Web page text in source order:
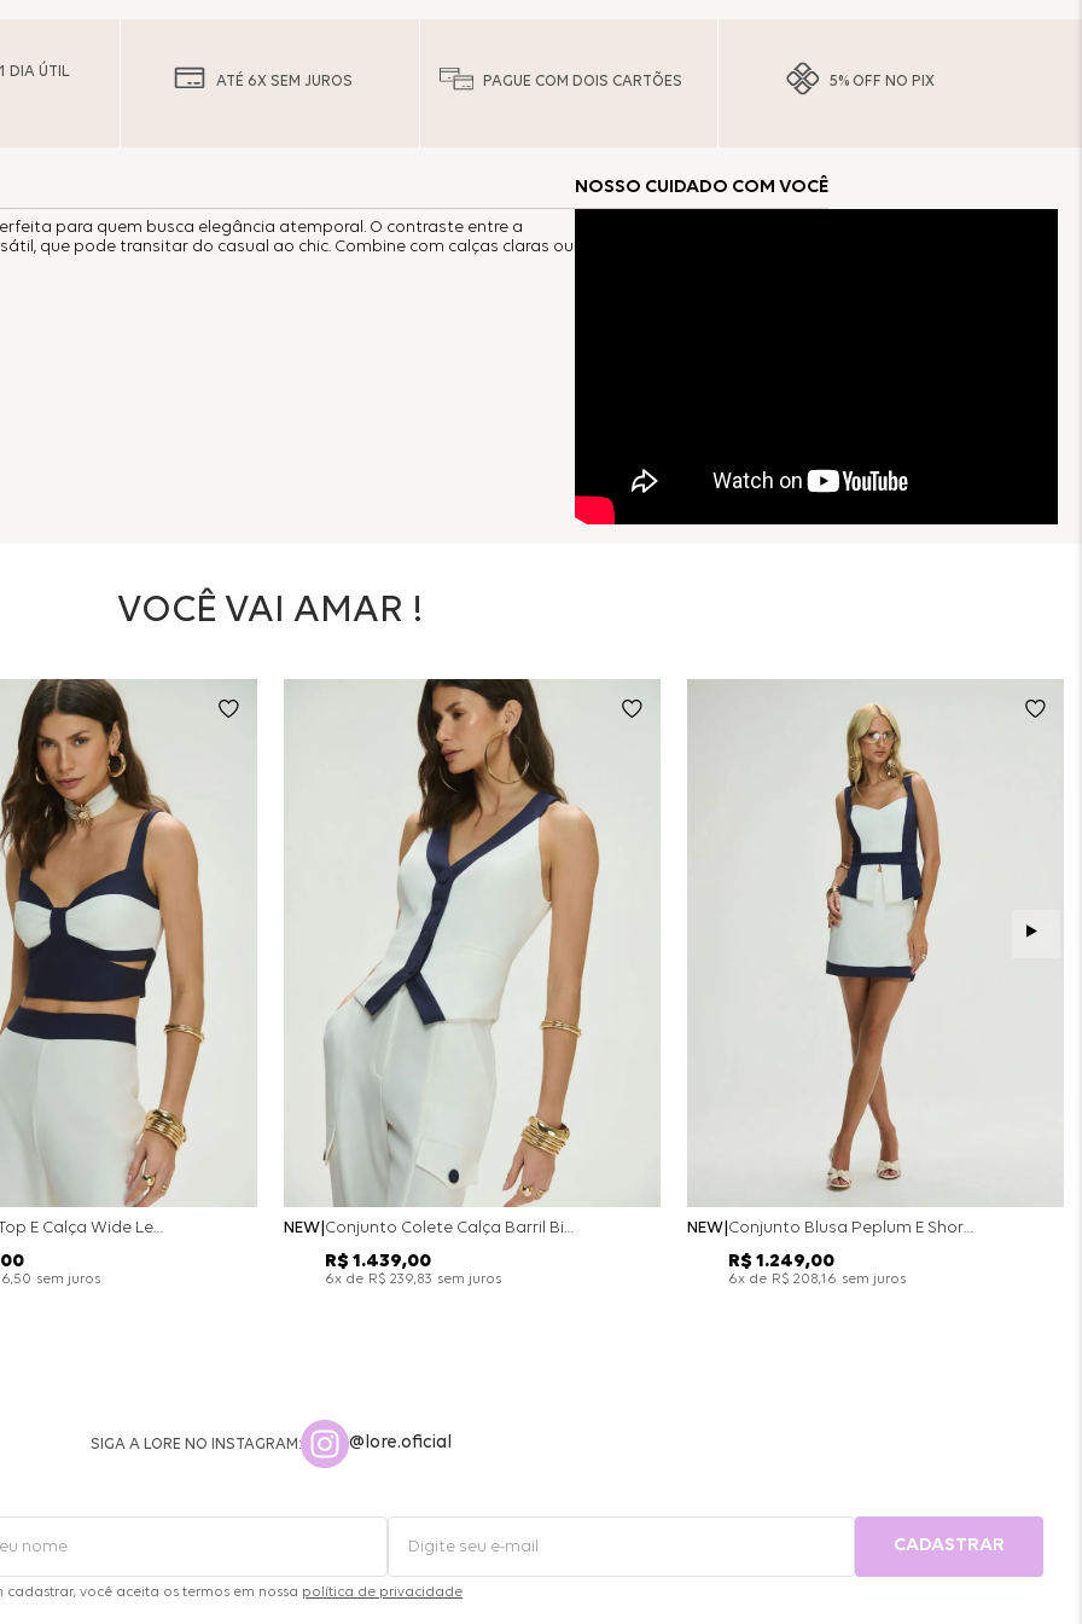
DIA ÚTIL
ATÉ 6X SEM JUROS PAGUE COM DOIS CARTÕES 5% OFF NO PIX
para quem busca elegância atemporal. O contraste entre a
que pode transitar do casual ao chic. Combine com calças claras ou
NOSSO CUIDADO COM VOCÊ
VOCÊ VAI AMAR !
Conjunto Top E Calça Wide Leg Bicolor Alfaitaria - Off White
00
,50 sem juros
NEW Conjunto Colete Calça Barril Bicolor Alfaiataria - Off White
R$ 1 .439,00
6x de R$ 239,83 sem juros
NEW Conjunto Blusa Peplum E Short Saia Bicolor - Off White
R$ 1 .249,00
6x de R$ 208,16 sem juros
SIGA A LORE NO INSTAGRAM: @lore.oficial
CADASTRAR
cadastrar, você aceita os termos em nossa política de privacidade